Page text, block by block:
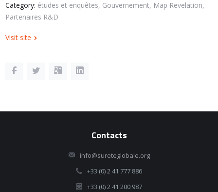
Category: études et enquêtes, Gouvernement, Map Revelation,
Partenaires R&D
Visit site
Contacts
info@sureteglobale.org
+33 (0) 2 41 777 886
+33 (0) 2 41 200 987